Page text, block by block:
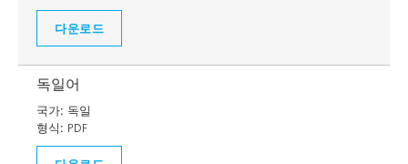
다운로드
독일어
국가: 독일
형식: PDF